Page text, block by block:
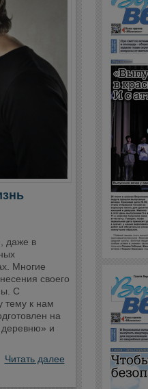
даже в
Многие
своего
С
тему к нам
на
деревню» и
Читать далее